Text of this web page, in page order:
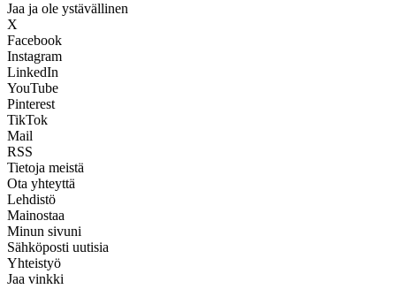
Jaa ja ole ystävällinen
X
Facebook
Instagram
LinkedIn
YouTube
Pinterest
TikTok
Mail
RSS
Tietoja meistä
Ota yhteyttä
Lehdistö
Mainostaa
Minun sivuni
Sähköposti uutisia
Yhteistyö
Jaa vinkki